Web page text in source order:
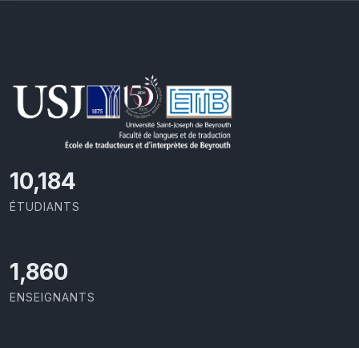
10,801
ÉTUDIANTS
1,973
ENSEIGNANTS